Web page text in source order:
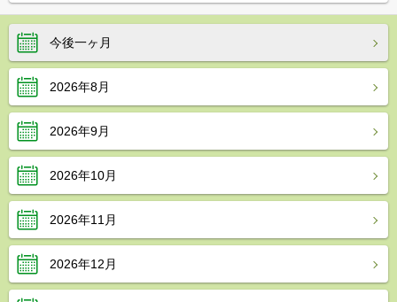
今後一ヶ月
2026年8月
2026年9月
2026年10月
2026年11月
2026年12月